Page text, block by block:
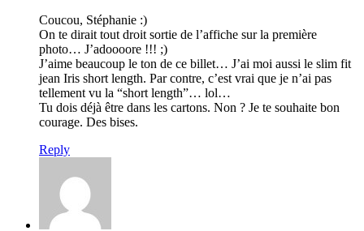
Coucou, Stéphanie :)
On te dirait tout droit sortie de l’affiche sur la première
photo… J’adoooore !!! ;)
J’aime beaucoup le ton de ce billet… J’ai moi aussi le slim fit
jean Iris short length. Par contre, c’est vrai que je n’ai pas
tellement vu la “short length”… lol…
Tu dois déjà être dans les cartons. Non ? Je te souhaite bon
courage. Des bises.
Reply